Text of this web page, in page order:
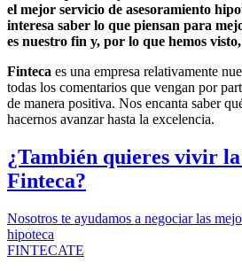
el mejor servicio de asesoramiento
interesa saber lo que piensan para
es nuestro fin y, por lo que hemos
Finteca es una empresa relativamente
todas los comentarios que vengan por
de manera positiva. Nos encanta saber
hacernos avanzar hasta la excelencia.
¿También quieres vivir
Finteca?
Nosotros te ayudamos a negociar las
hipoteca
FINTECATE